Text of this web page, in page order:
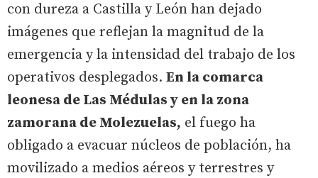
con dureza a Castilla y León han dejado
imágenes que reflejan la magnitud de la
emergencia y la intensidad del trabajo de los
operativos desplegados. En la comarca
leonesa de Las Médulas y en la zona
zamorana de Molezuelas, el fuego ha
obligado a evacuar núcleos de población, ha
movilizado a medios aéreos y terrestres y